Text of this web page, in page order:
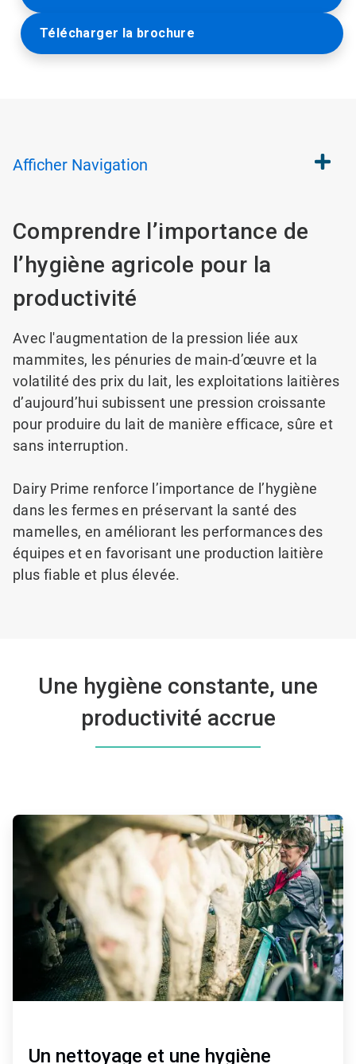
Télécharger la brochure
Afficher Navigation
Comprendre l’importance de
l’hygiène agricole pour la
productivité
Avec l'augmentation de la pression liée aux
mammites, les pénuries de main-d’œuvre et la
volatilité des prix du lait, les exploitations laitières
d’aujourd’hui subissent une pression croissante
pour produire du lait de manière efficace, sûre et
sans interruption.
Dairy Prime renforce l’importance de l’hygiène
dans les fermes en préservant la santé des
mamelles, en améliorant les performances des
équipes et en favorisant une production laitière
plus fiable et plus élevée.
Une hygiène constante, une
productivité accrue
ArticleTile
Un nettoyage et une hygiène